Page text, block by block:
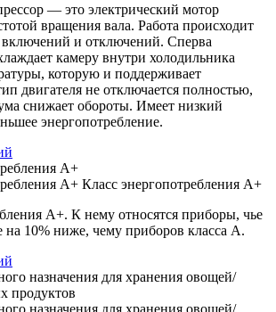
— это электрический мотор
вращения вала. Работа происходит
включений и отключений. Сперва
камеру внутри холодильника
которую и поддерживает
двигателя не отключается полностью,
снижает обороты. Имеет низкий
энергопотребление.
Класс энергопотребления А+
А+. К нему относятся приборы, чье
на 10% ниже, чему приборов класса А.